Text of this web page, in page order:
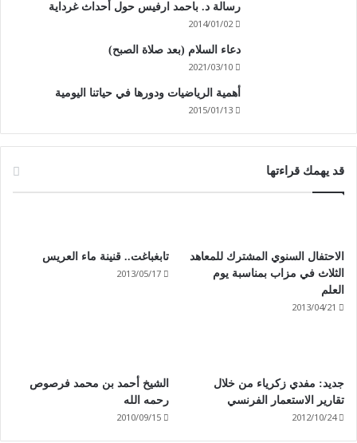
رسالة د. باحمد ارفيس حول أحداث غرداية
2014/01/02
دعاء السلام (بعد صلاة الصبح)
2021/03/10
أهمية الرياضيات ودورها في حياتنا اليومية
2015/01/13
قد يهمك قراءتها
الاحتفال السنوي المشترك للمعاهد
الثلاث في مزاب بمناسبة يوم
العلم
2013/04/21
تابغباغت.. قنينة ماء العريس
2013/05/17
جديد: مفدي زكرياء من خلال
تقارير الاستعمار الفرنسي
2012/10/24
الشيخ أحمد بن محمد فرصوص
رحمه الله
2010/09/15